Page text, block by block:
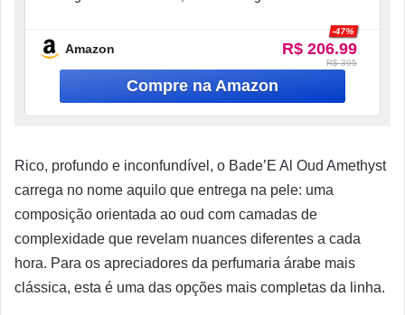
composição
Amazon R$ 206.99
-47%
R$ 395
Rico, profundo e inconfundível, o Bade’E Al Oud Amethyst
carrega no nome aquilo que entrega na pele: uma
composição orientada ao oud com camadas de
complexidade que revelam nuances diferentes a cada
hora. Para os apreciadores da perfumaria árabe mais
clássica, esta é uma das opções mais completas da linha.